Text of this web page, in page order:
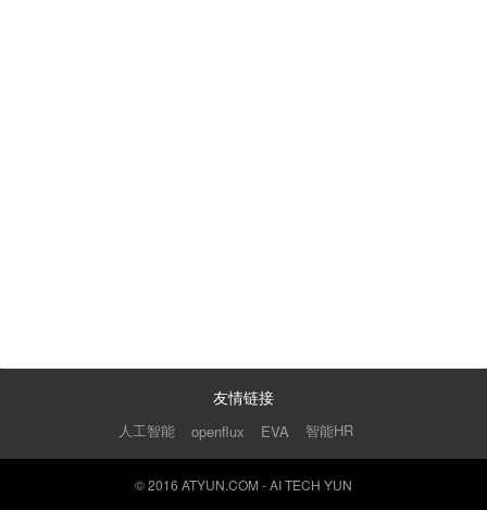
友情链接
人工智能 openflux EVA 智能HR
© 2016 ATYUN.COM - AI TECH YUN